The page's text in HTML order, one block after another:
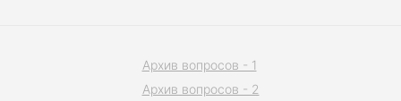
Архив вопросов - 1
Архив вопросов - 2